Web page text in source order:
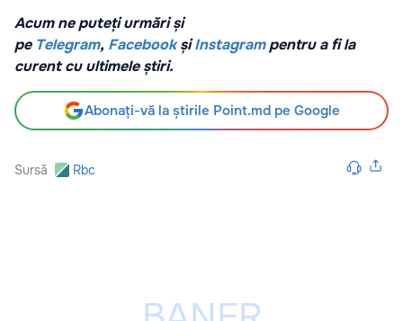
Acum ne puteți urmări și
pe Telegram, Facebook șiInstagrampentru a fi la
curent cu ultimele știri.
Abonați-vă la știrile Point.md pe Google
Sursă Rbc